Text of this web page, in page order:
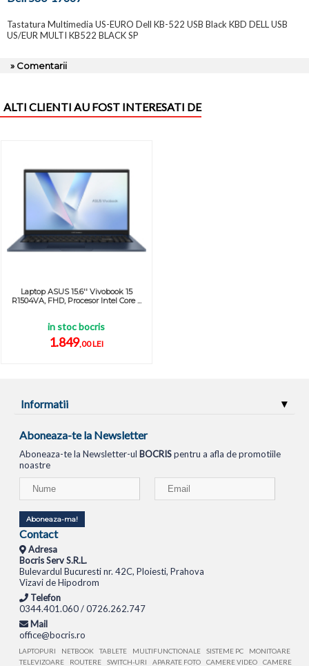
Tastatura Multimedia US-EURO Dell KB-522 USB Black KBD DELL USB
US/EUR MULTI KB522 BLACK SP
» Comentarii
ALTI CLIENTI AU FOST INTERESATI DE
Laptop ASUS 15.6'' Vivobook 15
R1504VA, FHD, Procesor Intel Core ...
in stoc bocris
1.849,00 LEI
Informatii
Aboneaza-te la Newsletter
Aboneaza-te la Newsletter-ul BOCRISpentru a afla de promotiile
noastre
Aboneaza-ma!
Contact
Adresa
Bocris Serv S.R.L.
Bulevardul Bucuresti nr. 42C, Ploiesti, Prahova
Vizavi de Hipodrom
Telefon
0344.401.060 / 0726.262.747
Mail
office@bocris.ro
LAPTOPURI NETBOOK TABLETE MULTIFUNCTIONALE SISTEME PC
MONITOARE
TELEVIZOARE
ROUTERE SWITCH-URI APARATE FOTO CAMERE VIDEO CAMERE